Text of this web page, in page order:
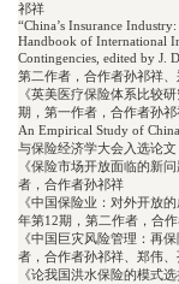
祁祥
“China’s Insurance
Handbook of International
Contingencies, edited by J.
第二作者，合作者孙祁祥、
《英美医疗保险体系比较
期，第一作者，合作者孙祁
An Empirical Study of
与保险经济学大会入选论
《保险市场开放面临的新
者，合作者孙祁祥
《中国保险业：对外开放
年第12期，第二作者，合
《中国巨灾风险管理：再
者，合作者孙祁祥、郑伟
《论我国洪水保险的模式